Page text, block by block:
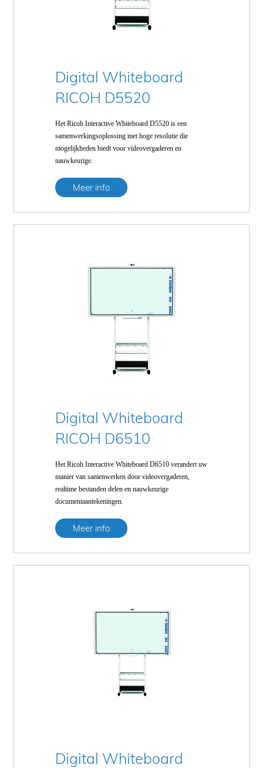
Digital Whiteboard
RICOH D5520
Het Ricoh Interactive Whiteboard D5520 is een
samenwerkingsoplossing met hoge resolutie die
mogelijkheden biedt voor videovergaderen en
nauwkeurige.
Meer info
Digital Whiteboard
RICOH D6510
Het Ricoh Interactive Whiteboard D6510 verandert uw
manier van samenwerken door videovergaderen,
realtime bestanden delen en nauwkeurige
documentaantekeningen.
Meer info
Digital Whiteboard